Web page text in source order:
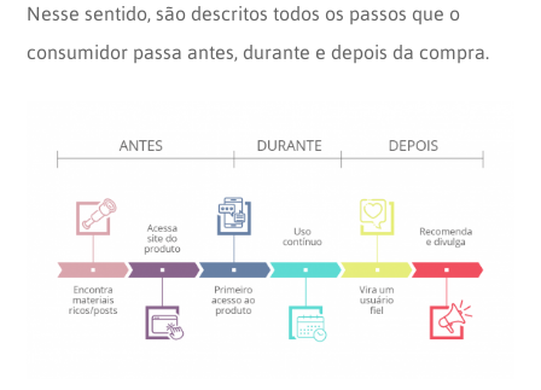
Nesse sentido, são descritos todos os passos que o
consumidor passa antes, durante e depois da compra.